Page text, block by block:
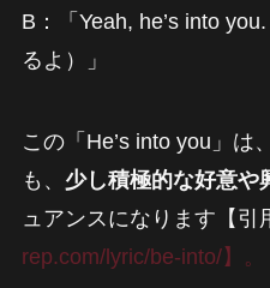
B：「Yeah, he’s into
るよ）」
この「He’s into you」は
も、 少し積極的な好意や
ュアンスになります【引
rep.com/lyric/be-into/】。